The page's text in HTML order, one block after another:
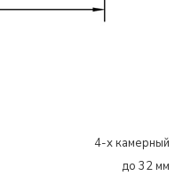
4-х камерный
до 32 мм